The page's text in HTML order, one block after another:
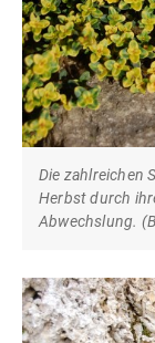
Die zahlreichen
Herbst durch
Abwechslung.